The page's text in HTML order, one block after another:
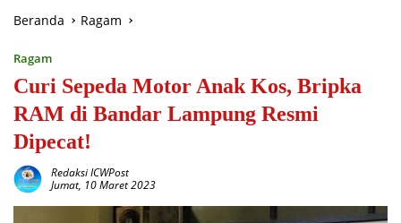
Beranda Ragam
Ragam
Curi Sepeda Motor Anak Kos, Bripka
RAM di Bandar Lampung Resmi
Dipecat!
Redaksi ICWPost
Jumat, 10 Maret 2023